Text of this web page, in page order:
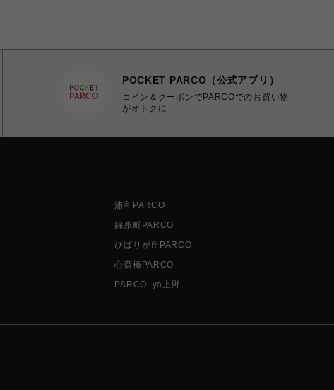
POCKET PARCO（公式アプリ）
コイン＆クーポンでPARCOでのお買い物
がオトクに
浦和PARCO
錦糸町PARCO
ひばりが丘PARCO
心斎橋PARCO
PARCO_ya上野